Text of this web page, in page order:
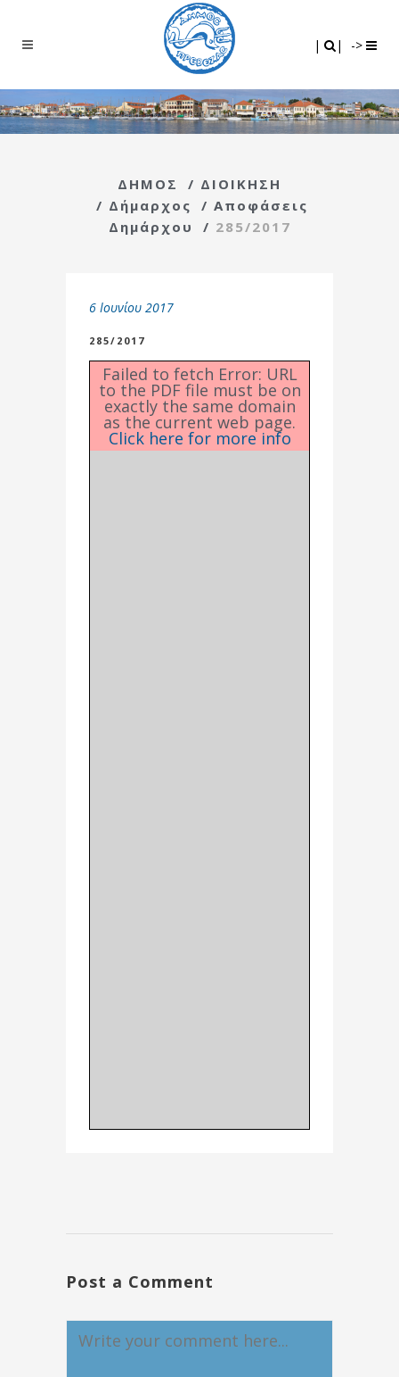
| | ->
ΔΗΜΟΣ / ΔΙΟΙΚΗΣΗ
/ Δήμαρχος / Αποφάσεις
Δημάρχου
/ 285/2017
6 Ιουνίου 2017
285/2017
Failed to fetch Error: URL
to the PDF file must be on
exactly the same domain
as the current web page.
Click here for more info
Post a Comment